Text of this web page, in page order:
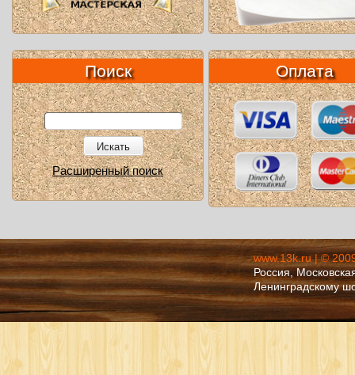
Поиск
Искать
Расширенный поиск
Оплата
www.13k.ru | ©
Россия,
Ленинградскому